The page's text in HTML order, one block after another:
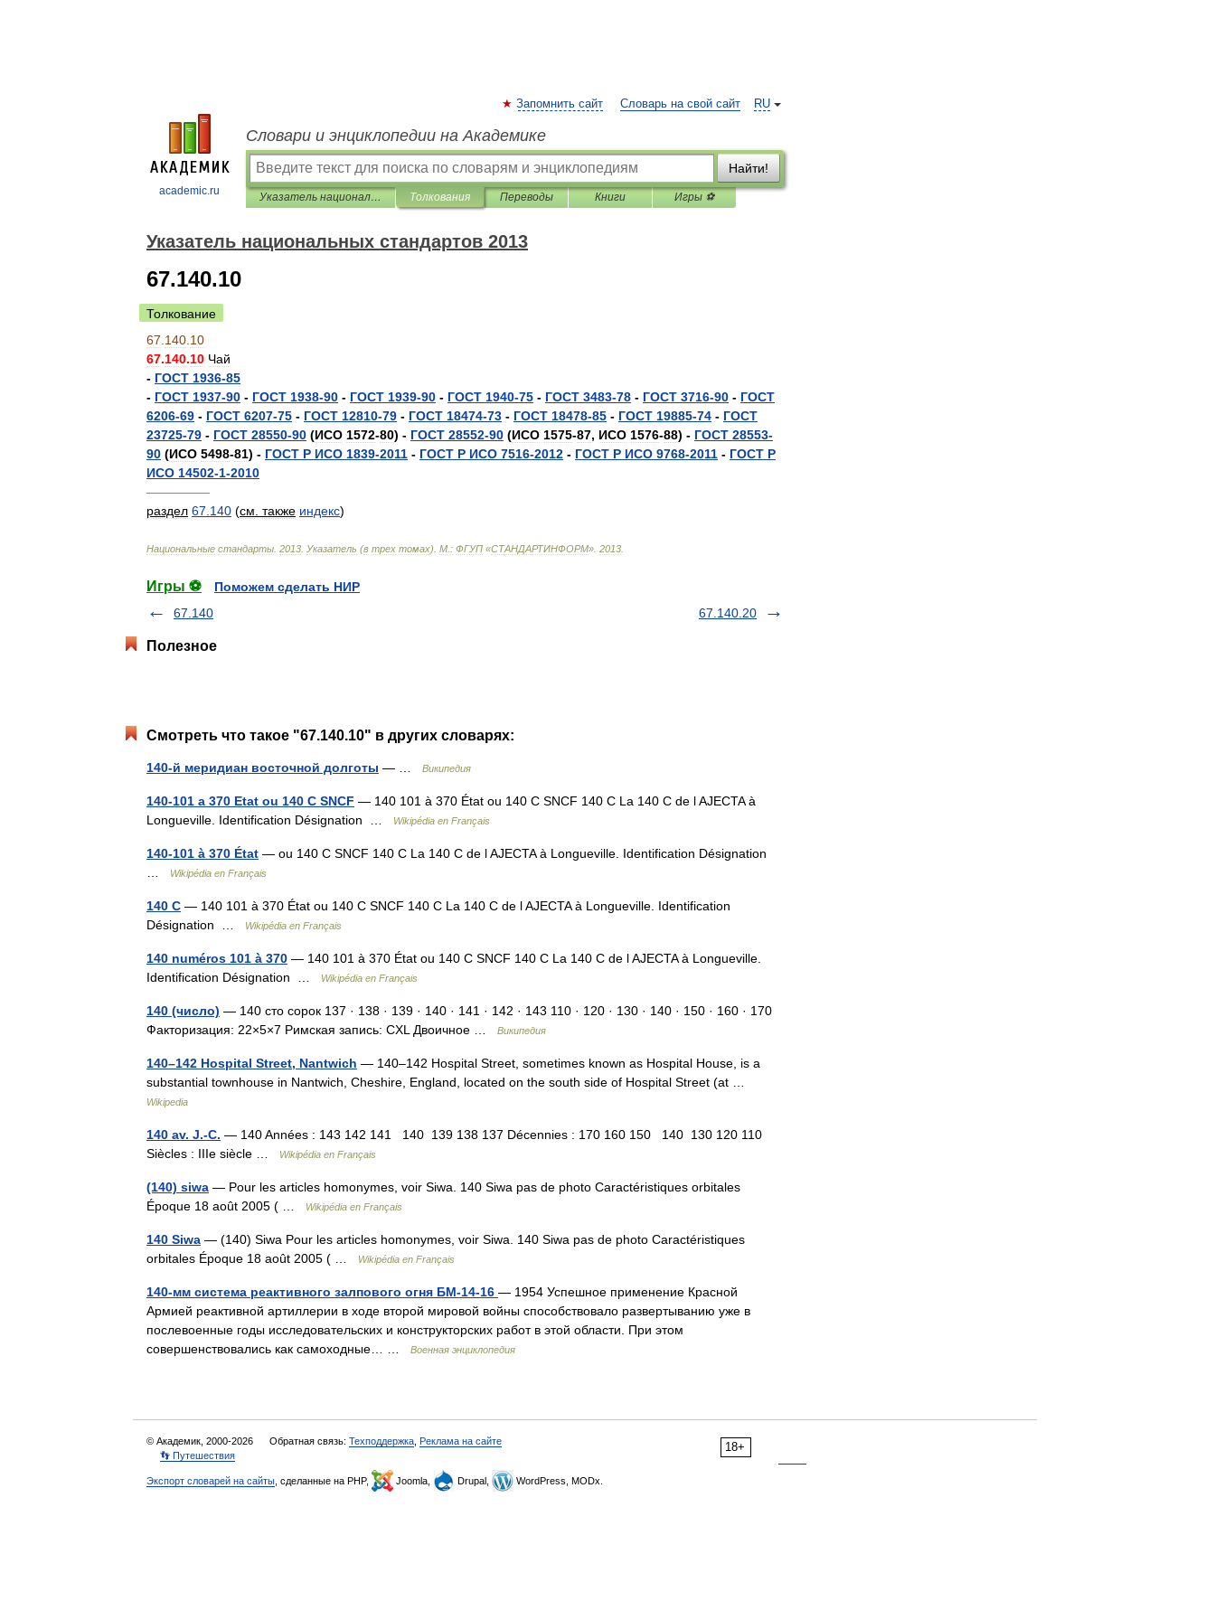
academic.ru
RU
Запомнить сайт Словарь на свой сайт
Словари и энциклопедии на Академике
Найти!
Указатель национальных стандартов 2013 Толкования Переводы Книги Игры ⚽
Указатель национальных стандартов 2013
67.140.10
Толкование
67 140 10
67.140.10 Чай
- ГОСТ 1936-85
- ГОСТ 1937-90 - ГОСТ 1938-90 - ГОСТ 1939-90 - ГОСТ 1940-75 - ГОСТ 3483-78 - ГОСТ 3716-90 - ГОСТ
6206-69 - ГОСТ 6207-75 - ГОСТ 12810-79 - ГОСТ 18474-73 - ГОСТ 18478-85 - ГОСТ 19885-74 - ГОСТ
23725-79 - ГОСТ 28550-90 (ИСО 1572-80) - ГОСТ 28552-90 (ИСО 1575-87, ИСО 1576-88) - ГОСТ 28553-
90 (ИСО 5498-81) - ГОСТ Р ИСО 1839-2011 - ГОСТ Р ИСО 7516-2012 - ГОСТ Р ИСО 9768-2011 - ГОСТ Р
ИСО 14502-1-2010
—————
раздел 67 140 (см также индекс)
Национальные стандарты 2013 Указатель (в трех томах). М : ФГУП «СТАНДАРТИНФОРМ» 2013
Игры ⚽
Поможем сделать НИР
67.140
67.140.20
Полезное
Смотреть что такое "67.140.10" в других словарях:
140-й меридиан восточной долготы — … Википедия
140-101 a 370 Etat ou 140 C SNCF — 140 101 à 370 État ou 140 C SNCF 140 C La 140 C de l AJECTA à
Longueville. Identification Désignation …
Wikipédia en Français
140-101 à 370 État — ou 140 C SNCF 140 C La 140 C de l AJECTA à Longueville. Identification Désignation
Wikipédia en Français
140 C — 140 101 à 370 État ou 140 C SNCF 140 C La 140 C de l AJECTA à Longueville. Identification
Désignation …
Wikipédia en Français
140 numéros 101 à 370 — 140 101 à 370 État ou 140 C SNCF 140 C La 140 C de l AJECTA à Longueville.
Identification Désignation …
Wikipédia en Français
140 (число) — 140 сто сорок 137 · 138 · 139 · 140 · 141 · 142 · 143 110 · 120 · 130 · 140 · 150 · 160 · 170
Факторизация: 22×5×7 Римская запись: CXL Двоичное …
Википедия
140–142 Hospital Street, Nantwich — 140–142 Hospital Street, sometimes known as Hospital House, is a
substantial townhouse in Nantwich, Cheshire, England, located on the south side of Hospital Street (at …
Wikipedia
140 av. J.-C. — 140 Années : 143 142 141 140 139 138 137 Décennies : 170 160 150 140 130 120 110
Siècles : IIIe siècle …
Wikipédia en Français
(140) siwa — Pour les articles homonymes, voir Siwa. 140 Siwa pas de photo Caractéristiques orbitales
Époque 18 août 2005 ( …
Wikipédia en Français
140 Siwa — (140) Siwa Pour les articles homonymes, voir Siwa. 140 Siwa pas de photo Caractéristiques
orbitales Époque 18 août 2005 ( …
Wikipédia en Français
140-мм система реактивного залпового огня БМ-14-16 — 1954 Успешное применение Красной
Армией реактивной артиллерии в ходе второй мировой войны способствовало развертыванию уже в
послевоенные годы исследовательских и конструкторских работ в этой области. При этом
совершенствовались как самоходные… …
Военная энциклопедия
18+
© Академик, 2000-2026 Обратная связь: Техподдержка Реклама на сайте
👣 Путешествия
Экспорт словарей на сайты , сделанные на PHP, Joomla, Drupal, WordPress, MODx.